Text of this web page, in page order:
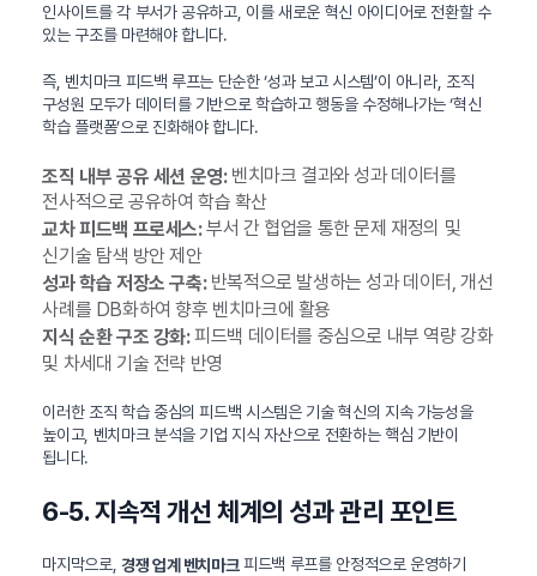
인사이트를 각 부서가 공유하고, 이를 새로운 혁신 아이디어로 전환할 수
있는 구조를 마련해야 합니다.
즉, 벤치마크 피드백 루프는 단순한 ‘성과 보고 시스템’이 아니라, 조직
구성원 모두가 데이터를 기반으로 학습하고 행동을 수정해나가는 ‘혁신
학습 플랫폼’으로 진화해야 합니다.
조직 내부 공유 세션 운영:벤치마크 결과와 성과 데이터를
전사적으로 공유하여 학습 확산
교차 피드백 프로세스:부서 간 협업을 통한 문제 재정의 및
신기술 탐색 방안 제안
성과 학습 저장소 구축:반복적으로 발생하는 성과 데이터, 개선
사례를 DB화하여 향후 벤치마크에 활용
지식 순환 구조 강화:피드백 데이터를 중심으로 내부 역량 강화
및 차세대 기술 전략 반영
이러한 조직 학습 중심의 피드백 시스템은 기술 혁신의 지속 가능성을
높이고, 벤치마크 분석을 기업 지식 자산으로 전환하는 핵심 기반이
됩니다.
6-5. 지속적 개선 체계의 성과 관리 포인트
마지막으로, 경쟁 업계 벤치마크 피드백 루프를 안정적으로 운영하기